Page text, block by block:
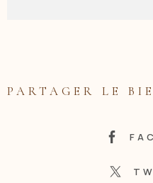
PARTAGER LE